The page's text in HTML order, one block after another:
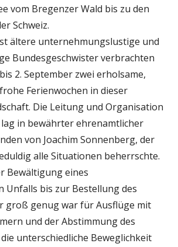
vom Bregenzer Wald bis zu den
Schweiz.
ältere unternehmungslustige und
Bundesgeschwister verbrachten
2. September zwei erholsame,
Ferienwochen in dieser
Die Leitung und Organisation
in bewährter ehrenamtlicher
von Joachim Sonnenberg, der
alle Situationen beherrschte.
Bewältigung eines
Unfalls bis zur Bestellung des
groß genug war für Ausflüge mit
und der Abstimmung des
unterschiedliche Beweglichkeit